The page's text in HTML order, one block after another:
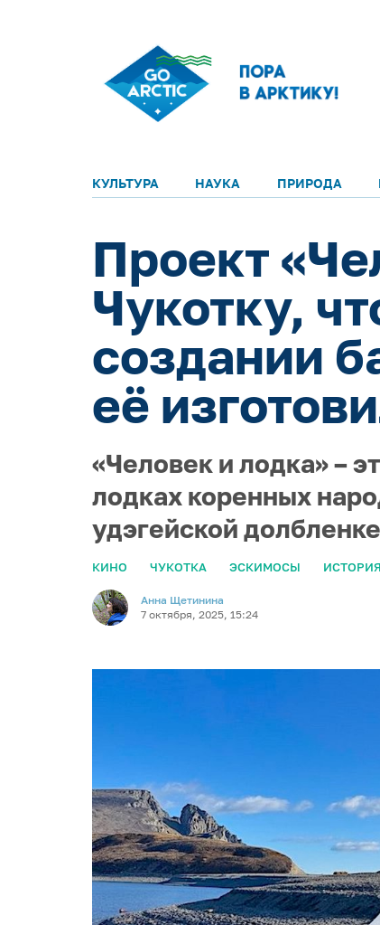
КУЛЬТУРА НАУКА ПРИРОДА
Проект
Чукотку,
создании
её
«Человек и лодка» –
лодках коренных
удэгейской
КИНО ЧУКОТКА ЭСКИМОСЫ ИСТОРИЯ
Анна Щетинина
7 октября, 2025, 15:24